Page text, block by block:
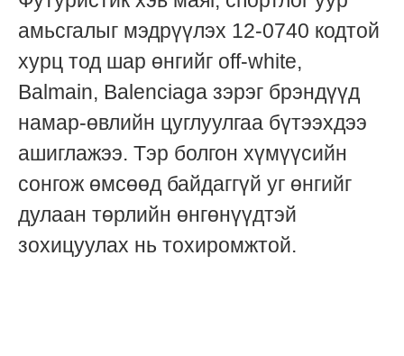
амьсгалыг мэдрүүлэх 12-0740 кодтой
хурц тод шар өнгийг off-white,
Balmain, Balenciaga зэрэг брэндүүд
намар-өвлийн цуглуулгаа бүтээхдээ
ашиглажээ. Тэр болгон хүмүүсийн
сонгож өмсөөд байдаггүй уг өнгийг
дулаан төрлийн өнгөнүүдтэй
зохицуулах нь тохиромжтой.